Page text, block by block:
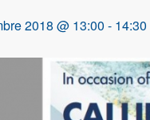
2018 @ 13:00 - 14:30